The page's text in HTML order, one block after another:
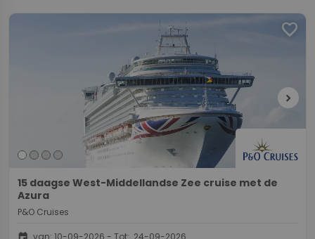
favorite
chevron_right
15 daagse West-Middellandse Zee cruise met de
Azura
P&O Cruises
event van: 10-09-2026 - Tot: 24-09-2026